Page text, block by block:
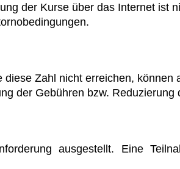
der Kurse über das Internet ist
Zahl nicht erreichen,
der Gebühren bzw.
ausgestellt. Eine